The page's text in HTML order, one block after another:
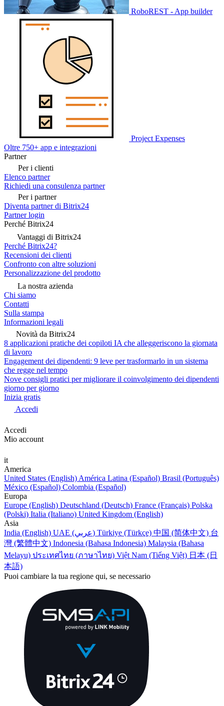
RoboREST - App builder
Project Expenses
Oltre 750+ app e integrazioni
Partner
Per i clienti
Elenco partner
Richiedi una consulenza partner
Per i partner
Diventa partner di Bitrix24
Partner login
Perché Bitrix24
Vantaggi di Bitrix24
Perché Bitrix24?
Recensioni dei clienti
Confronto con altre soluzioni
Personalizzazione del prodotto
La nostra azienda
Chi siamo
Contatti
Sulla stampa
Informazioni legali
Novità da Bitrix24
8 applicazioni pratiche dei copiloti IA che alleggeriscono la giornata
di lavoro
Engagement dei dipendenti: 9 leve per trasformarlo in un sistema
che regge nel tempo
Nove consigli pratici per migliorare il coinvolgimento dei dipendenti
giorno per giorno
Inizia gratis
Accedi
Accedi
Mio account
it
America
United States (English) América Latina (Español) Brasil (Português)
México (Español) Colombia (Español)
Europa
Europe (English) Deutschland (Deutsch) France (Français) Polska
(Polski) Italia (Italiano) United Kingdom (English)
Asia
India (English)
UAE (عربي) Türkiye (Türkçe) 中国 (简体中文) 台
灣 (繁體中文) Indonesia (Bahasa Indonesia) Malaysia (Bahasa
Melayu) ประเทศไทย (ภาษาไทย) Việt Nam (Tiếng Việt) 日本 (日
本語)
Puoi cambiare la tua regione qui, se necessario